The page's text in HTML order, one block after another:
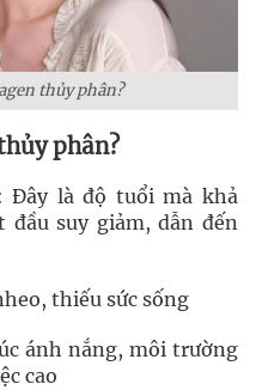
thủy phân?
phân?
là độ tuổi mà khả
đầu suy giảm, dẫn đến
thiếu sức sống
ánh nắng, môi trường
cao